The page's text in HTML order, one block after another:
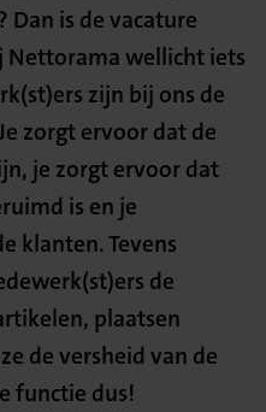
Dan is de vacature
wellicht iets
zijn bij ons de
zorgt ervoor dat de
je zorgt ervoor dat
is en je
klanten. Tevens
de
plaatsen
de versheid van de
functie dus!